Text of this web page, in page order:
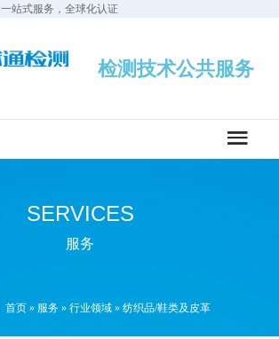
一站式服务，全球化认证
检测技术公共服务
SERVICES
服务
首页 » 服务 » 行业领域 » 纺织品/鞋类及皮革